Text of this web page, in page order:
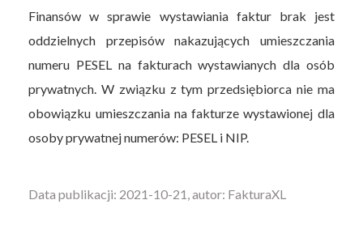
Finansów w sprawie wystawiania faktur brak jest
oddzielnych przepisów nakazujących umieszczania
numeru PESEL na fakturach wystawianych dla osób
prywatnych. W związku z tym przedsiębiorca nie ma
obowiązku umieszczania na fakturze wystawionej dla
osoby prywatnej numerów: PESEL i NIP.
Data publikacji: 2021-10-21, autor: FakturaXL